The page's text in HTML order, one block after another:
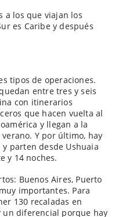
a los que viajan los
es Caribe y después
tipos de operaciones.
entre tres y seis
con itinerarios
que hacen vuelta al
y llegan a la
Y por último, hay
parten desde Ushuaia
y 14 noches.
Buenos Aires, Puerto
importantes. Para
130 recaladas en
un diferencial porque hay